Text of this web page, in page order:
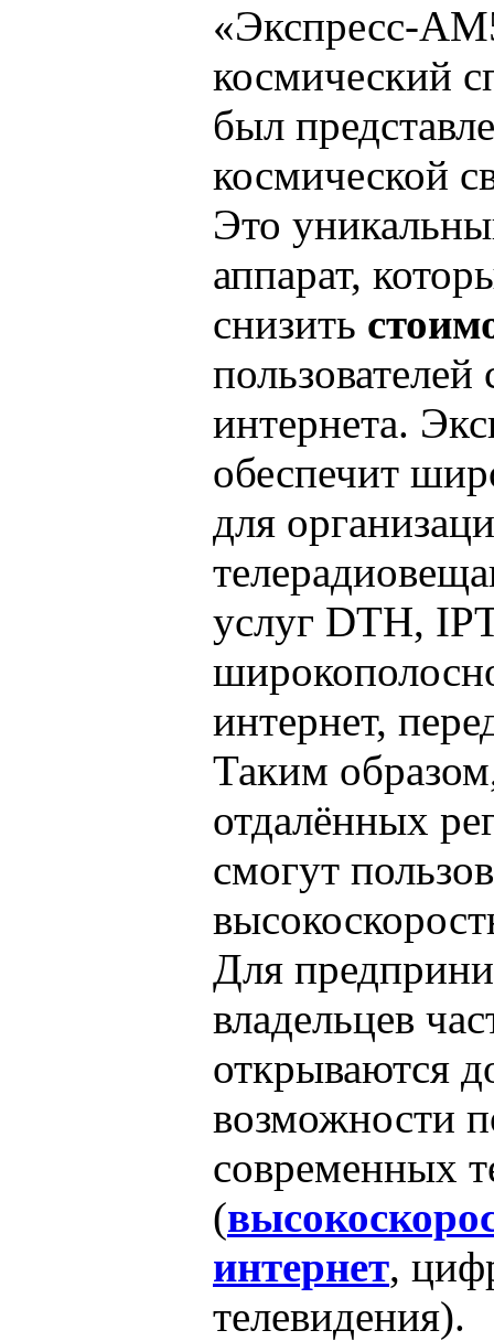
«Экспресс-
космический
был
космической
Это
аппарат,
снизить
пользователей
интернета.
обеспечит
для
услуг DTH,
интернет,
Таким
отдалённых
смогут
Для
владельцев
открываются
возможности
современных
(
интернет,
телевидения).